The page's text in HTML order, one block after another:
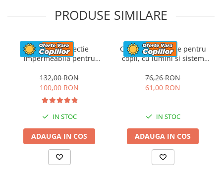
PRODUSE SIMILARE
Husa de protectie
impermeabila pentru
utv-uri, atv-uri sau
motociclete, neagra
132,00 RON
100,00 RON
IN STOC
ADAUGA IN COS
Casca de protectie pentru
copii, cu lumini si sistem
76,26 RON
61,00 RON
IN STOC
ADAUGA IN COS